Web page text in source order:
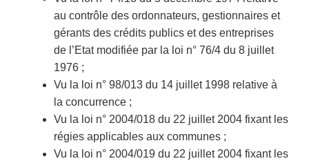
au contrôle des ordonnateurs, gestionnaires et
gérants des crédits publics et des entreprises
de l’Etat modifiée par la loi n° 76/4 du 8 juillet
1976 ;
Vu la loi n° 98/013 du 14 juillet 1998 relative à
la concurrence ;
Vu la loi n° 2004/018 du 22 juillet 2004 fixant les
régies applicables aux communes ;
Vu la loi n° 2004/019 du 22 juillet 2004 fixant les